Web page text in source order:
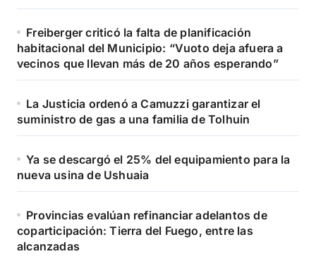
Freiberger criticó la falta de planificación
habitacional del Municipio: “Vuoto deja afuera a
vecinos que llevan más de 20 años esperando”
La Justicia ordenó a Camuzzi garantizar el
suministro de gas a una familia de Tolhuin
Ya se descargó el 25% del equipamiento para la
nueva usina de Ushuaia
Provincias evalúan refinanciar adelantos de
coparticipación: Tierra del Fuego, entre las
alcanzadas